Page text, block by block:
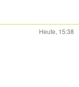
Heute, 15:38